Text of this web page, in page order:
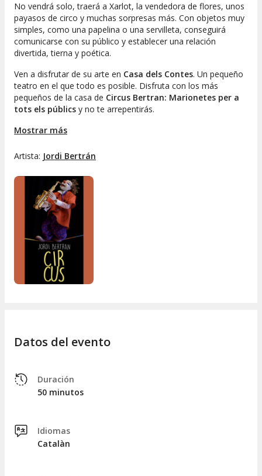
No vendrá solo, traerá a Xarlot, la vendedora de flores, unos
payasos de circo y muchas sorpresas más. Con objetos muy
simples, como una papelina o una servilleta, conseguirá
comunicarse con su público y establecer una relación
divertida, tierna y poética.
Ven a disfrutar de su arte en Casa dels Contes. Un pequeño
teatro en el que todo es posible. Disfruta con los más
pequeños de la casa de Circus Bertran: Marionetes per a
tots els públics y no te arrepentirás.
Mostrar más
Artista: Jordi Bertrán
Datos del evento
Duración
50 minutos
Idiomas
Catalàn